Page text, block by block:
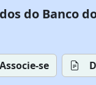
do Banco
Associe-se